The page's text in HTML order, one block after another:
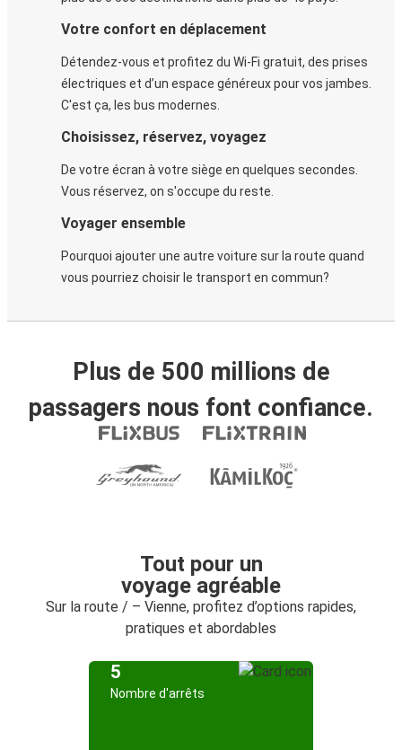
Votre confort en déplacement
Détendez-vous et profitez du Wi-Fi gratuit, des prises
électriques et d’un espace généreux pour vos jambes.
C'est ça, les bus modernes.
Choisissez, réservez, voyagez
De votre écran à votre siège en quelques secondes.
Vous réservez, on s'occupe du reste.
Voyager ensemble
Pourquoi ajouter une autre voiture sur la route quand
vous pourriez choisir le transport en commun?
Plus de 500 millions de
passagers nous font confiance.
Tout pour un
voyage agréable
Sur la route / – Vienne, profitez d’options rapides,
pratiques et abordables
5
Nombre d'arrêts